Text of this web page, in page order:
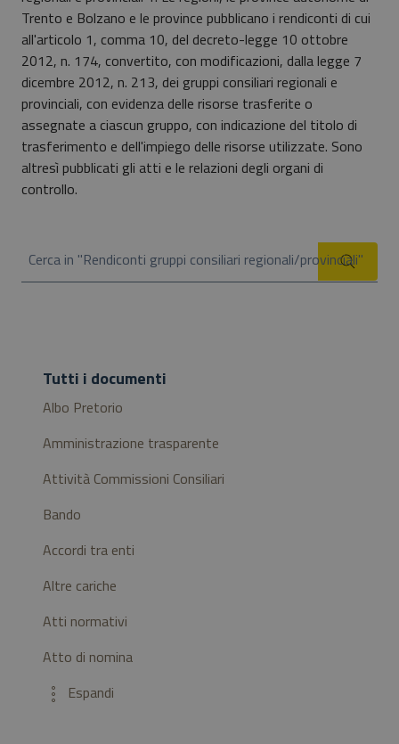
Trento e Bolzano e le province pubblicano i rendiconti di cui
all'articolo 1, comma 10, del decreto-legge 10 ottobre
2012, n. 174, convertito, con modificazioni, dalla legge 7
dicembre 2012, n. 213, dei gruppi consiliari regionali e
provinciali, con evidenza delle risorse trasferite o
assegnate a ciascun gruppo, con indicazione del titolo di
trasferimento e dell'impiego delle risorse utilizzate. Sono
altresì pubblicati gli atti e le relazioni degli organi di
controllo.
Cerca in "Rendiconti gruppi consiliari regionali/provinciali"
Cerca
Tutti i documenti
Albo Pretorio
Amministrazione trasparente
Attività Commissioni Consiliari
Bando
Accordi tra enti
Altre cariche
Atti normativi
Atto di nomina